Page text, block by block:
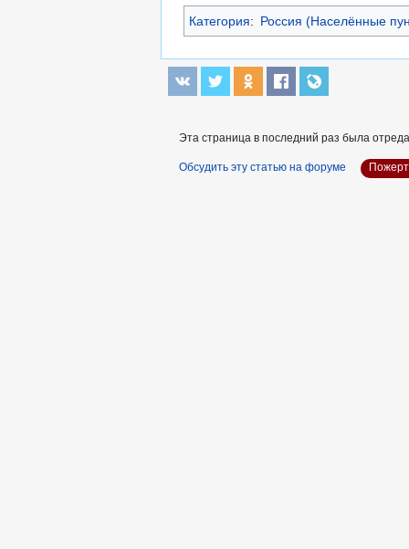
Категория: Россия (Населённые
Эта страница в последний раз была
Обсудить эту статью на форуме